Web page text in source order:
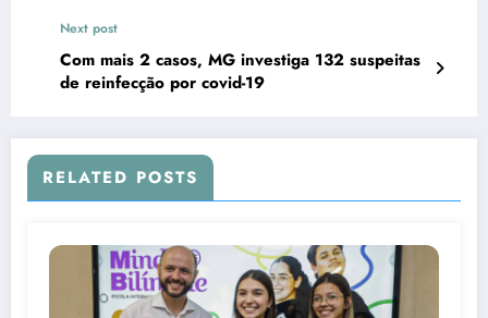
Next post
Com mais 2 casos, MG investiga 132 suspeitas
de reinfecção por covid-19
RELATED POSTS